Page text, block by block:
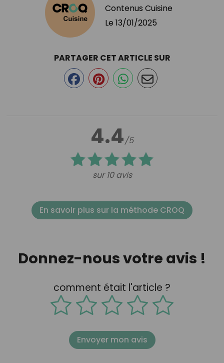
Contenus Cuisine
Le 13/01/2025
4.4/5
sur 10 avis
PARTAGER CET ARTICLE SUR
En savoir plus sur la méthode CROQ
Donnez-nous votre avis !
comment était l'article ?
Envoyer mon avis